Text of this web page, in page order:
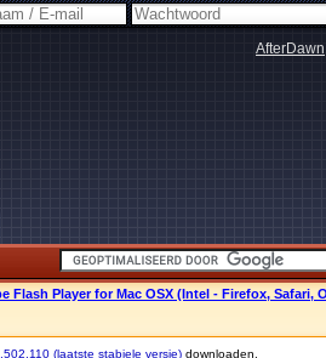
AfterDawn
Flash Player for Mac OSX (Intel - Firefox, Safari,
(laatste stabiele versie) downloaden.